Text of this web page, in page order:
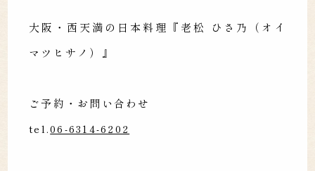
大阪・西天満の日本料理『老松 ひさ乃（オイ
マツヒサノ）』
ご予約・お問い合わせ
tel.06-6314-6202